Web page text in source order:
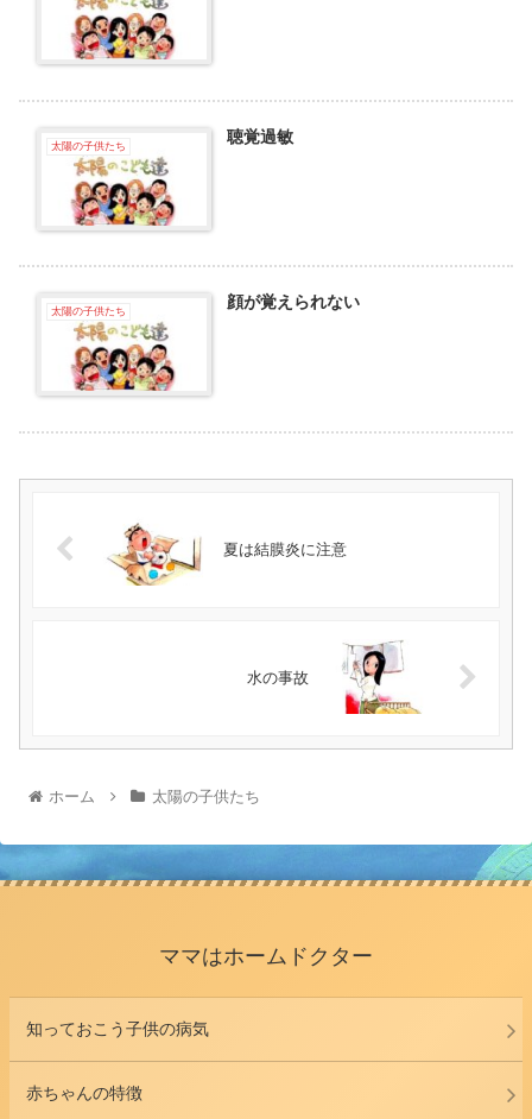
太陽の子供たち 聴覚過敏
太陽の子供たち 顔が覚えられない
夏は結膜炎に注意
水の事故
ホーム 太陽の子供たち
ママはホームドクター
知っておこう子供の病気
赤ちゃんの特徴